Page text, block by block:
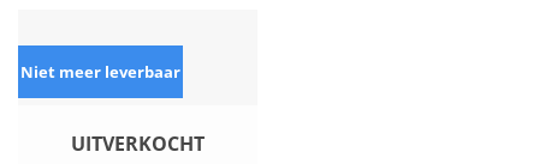
Niet meer leverbaar
UITVERKOCHT